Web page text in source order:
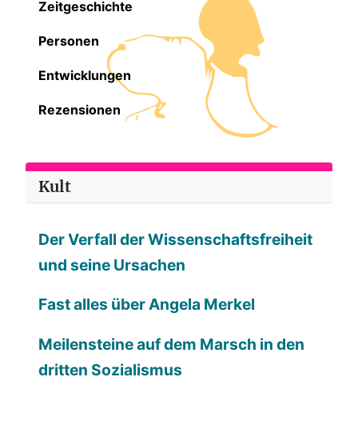
Zeitgeschichte
Personen
Entwicklungen
Rezensionen
Kult
Der Verfall der Wissenschaftsfreiheit
und seine Ursachen
Fast alles über Angela Merkel
Meilensteine auf dem Marsch in den
dritten Sozialismus